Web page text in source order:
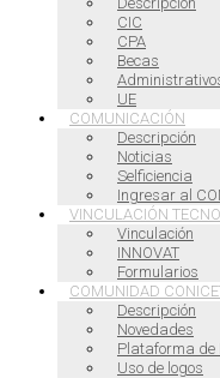
CIC
CPA
Becas
UE
COMUNICACIÓN
Descripción
Noticias
Selficiencia
Ingresar al
VINCULACIÓN
Vinculación
INNOVAT
Formularios
COMUNIDAD
Descripción
Novedades
Plataforma de
Uso de logos